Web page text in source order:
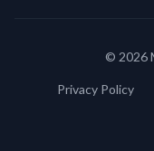
© 2026
Privacy Policy